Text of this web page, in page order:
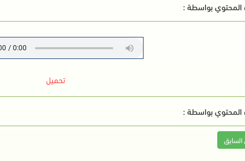
بواسطة :
تحميل
بواسطة :
السابق